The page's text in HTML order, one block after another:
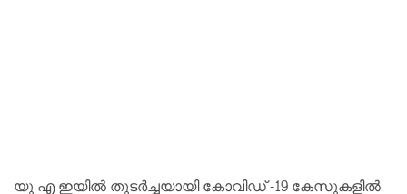
യു എ ഇയിൽ തുടർച്ചയായി കോവിഡ് -19 കേസുകളിൽ